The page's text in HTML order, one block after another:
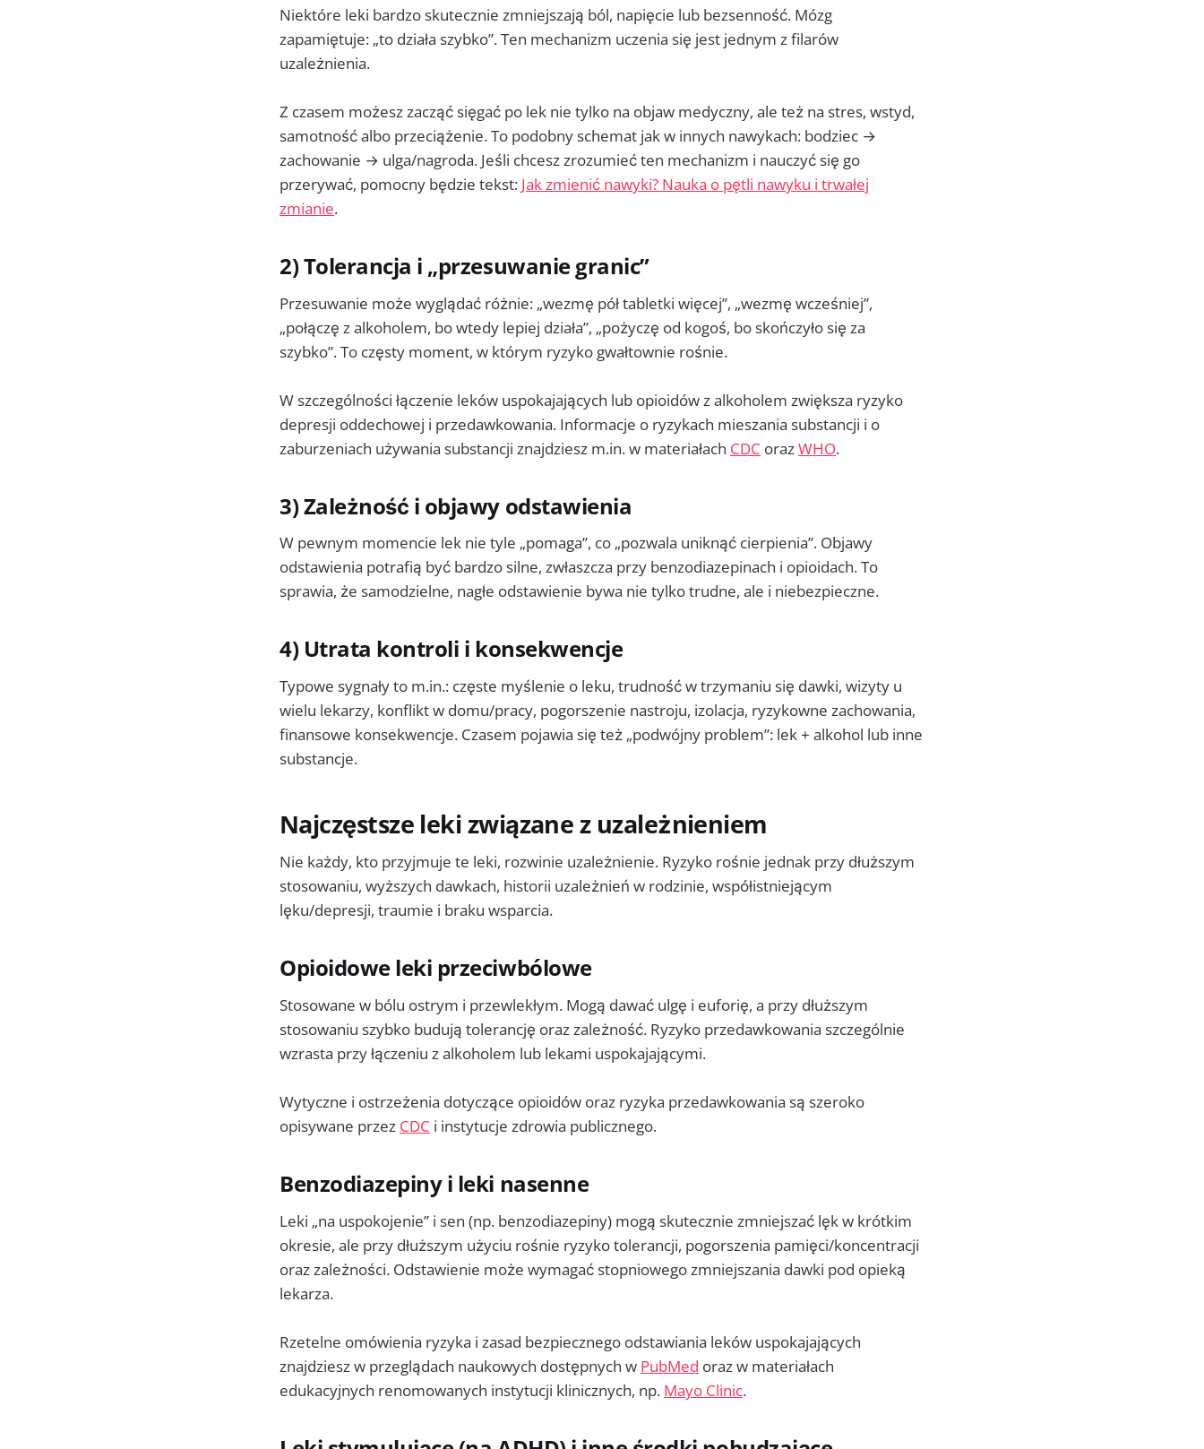
Niektóre leki bardzo skutecznie zmniejszają ból, napięcie lub bezsenność. Mózg
zapamiętuje: „to działa szybko”. Ten mechanizm uczenia się jest jednym z filarów
uzależnienia.
Z czasem możesz zacząć sięgać po lek nie tylko na objaw medyczny, ale też na stres, wstyd,
samotność albo przeciążenie. To podobny schemat jak w innych nawykach: bodziec →
zachowanie → ulga/nagroda. Jeśli chcesz zrozumieć ten mechanizm i nauczyć się go
przerywać, pomocny będzie tekst: Jak zmienić nawyki? Nauka o pętli nawyku i trwałej
zmianie.
2) Tolerancja i „przesuwanie granic”
Przesuwanie może wyglądać różnie: „wezmę pół tabletki więcej”, „wezmę wcześniej”,
„połączę z alkoholem, bo wtedy lepiej działa”, „pożyczę od kogoś, bo skończyło się za
szybko”. To częsty moment, w którym ryzyko gwałtownie rośnie.
W szczególności łączenie leków uspokajających lub opioidów z alkoholem zwiększa ryzyko
depresji oddechowej i przedawkowania. Informacje o ryzykach mieszania substancji i o
zaburzeniach używania substancji znajdziesz m.in. w materiałach CDC orazWHO.
3) Zależność i objawy odstawienia
W pewnym momencie lek nie tyle „pomaga”, co „pozwala uniknąć cierpienia”. Objawy
odstawienia potrafią być bardzo silne, zwłaszcza przy benzodiazepinach i opioidach. To
sprawia, że samodzielne, nagłe odstawienie bywa nie tylko trudne, ale i niebezpieczne.
4) Utrata kontroli i konsekwencje
Typowe sygnały to m.in.: częste myślenie o leku, trudność w trzymaniu się dawki, wizyty u
wielu lekarzy, konflikt w domu/pracy, pogorszenie nastroju, izolacja, ryzykowne zachowania,
finansowe konsekwencje. Czasem pojawia się też „podwójny problem”: lek + alkohol lub inne
substancje.
Najczęstsze leki związane z uzależnieniem
Nie każdy, kto przyjmuje te leki, rozwinie uzależnienie. Ryzyko rośnie jednak przy dłuższym
stosowaniu, wyższych dawkach, historii uzależnień w rodzinie, współistniejącym
lęku/depresji, traumie i braku wsparcia.
Opioidowe leki przeciwbólowe
Stosowane w bólu ostrym i przewlekłym. Mogą dawać ulgę i euforię, a przy dłuższym
stosowaniu szybko budują tolerancję oraz zależność. Ryzyko przedawkowania szczególnie
wzrasta przy łączeniu z alkoholem lub lekami uspokajającymi.
Wytyczne i ostrzeżenia dotyczące opioidów oraz ryzyka przedawkowania są szeroko
opisywane przez CDC i instytucje zdrowia publicznego.
Benzodiazepiny i leki nasenne
Leki „na uspokojenie” i sen (np. benzodiazepiny) mogą skutecznie zmniejszać lęk w krótkim
okresie, ale przy dłuższym użyciu rośnie ryzyko tolerancji, pogorszenia pamięci/koncentracji
oraz zależności. Odstawienie może wymagać stopniowego zmniejszania dawki pod opieką
lekarza.
Rzetelne omówienia ryzyka i zasad bezpiecznego odstawiania leków uspokajających
znajdziesz w przeglądach naukowych dostępnych w PubMed oraz w materiałach
edukacyjnych renomowanych instytucji klinicznych, np. Mayo Clinic.